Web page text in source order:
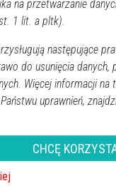
Jego
Adam Gajewski,
sercem
poinformował klub.
Tercjak
Z żalem i
na przetwarzanie
1 lit. a pltk).
następujące
do usunięcia
Więcej informacji
uprawnień,
CHCĘ